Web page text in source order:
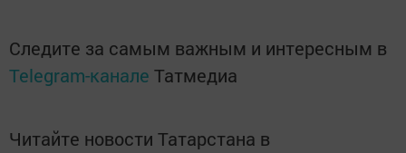
Следите за самым важным и интересным в
Telegram-канале Татмедиа
Читайте новости Татарстана в